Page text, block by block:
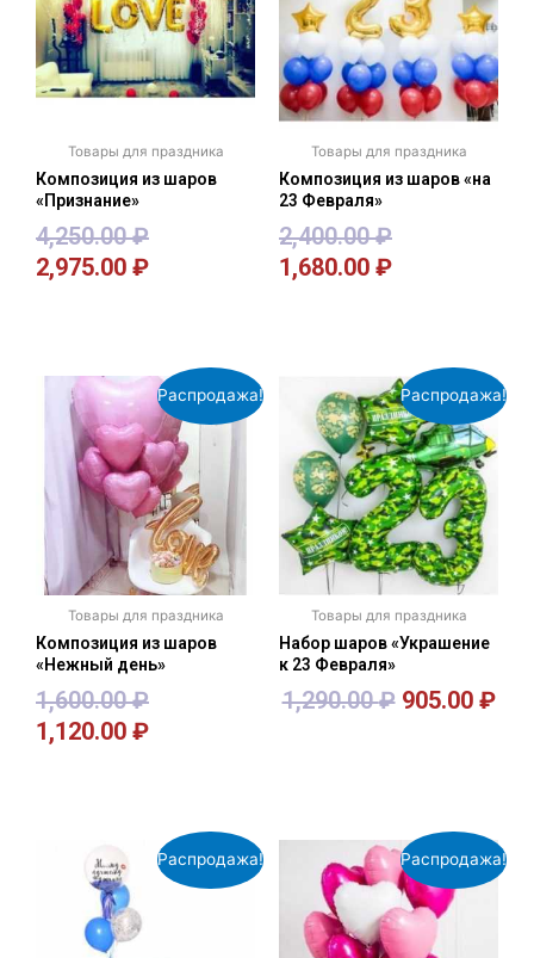
Товары для праздника
Композиция из шаров
«Признание»
4,250.00₽
2,975.00 ₽
Товары для праздника
Композиция из шаров «на
23 Февраля»
2,400.00₽
1,680.00 ₽
Распродажа!
Товары для праздника
Композиция из шаров
«Нежный день»
1,600.00₽
1,120.00 ₽
Распродажа!
Товары для праздника
Набор шаров «Украшение
к 23 Февраля»
1,290.00₽ 905.00 ₽
Распродажа! Распродажа!